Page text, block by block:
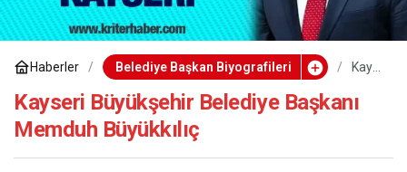
Haberler Belediye Başkan Biyografileri
Kays
Büyü
kşehi
Kayseri Büyükşehir Belediye Başkanı
Memduh Büyükkılıç